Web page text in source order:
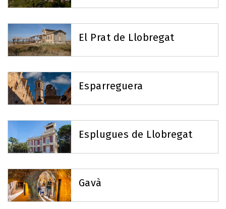
El Prat de Llobregat
Esparreguera
Esplugues de Llobregat
Gavà